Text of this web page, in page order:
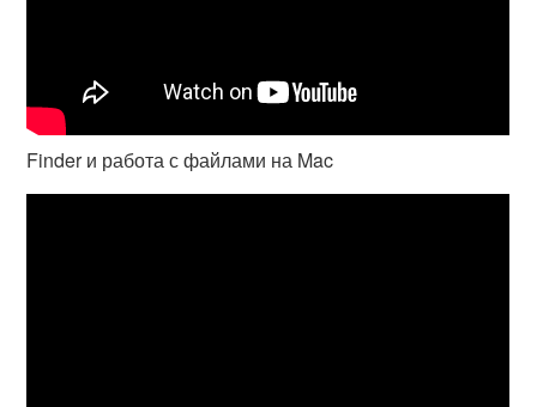
Finder и работа с файлами на Mac